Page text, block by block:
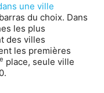
une ville
du choix. Dans
les plus
des villes
les premières
e place, seule ville